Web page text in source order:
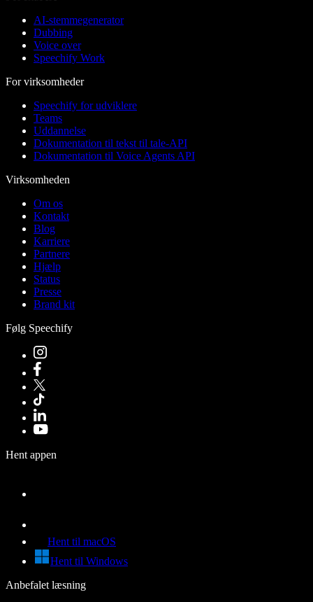
AI-stemmegenerator
Dubbing
Voice over
Speechify Work
For virksomheder
Speechify for udviklere
Teams
Uddannelse
Dokumentation til tekst til tale-API
Dokumentation til Voice Agents API
Virksomheden
Om os
Kontakt
Blog
Karriere
Partnere
Hjælp
Status
Presse
Brand kit
Følg Speechify
Hent appen
Hent til macOS
Hent til Windows
Anbefalet læsning